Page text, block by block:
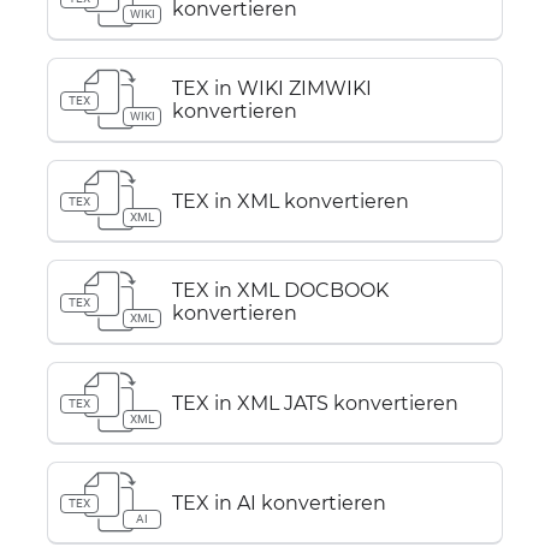
WIKI
konvertieren
TEX
WIKI
TEX in WIKI ZIMWIKI
konvertieren
TEX
XML
TEX in XML konvertieren
TEX
XML
TEX in XML DOCBOOK
konvertieren
TEX
XML
TEX in XML JATS konvertieren
TEX
AI
TEX in AI konvertieren